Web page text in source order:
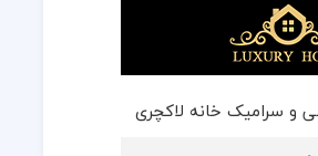
و سرامیک خانه لاکچری